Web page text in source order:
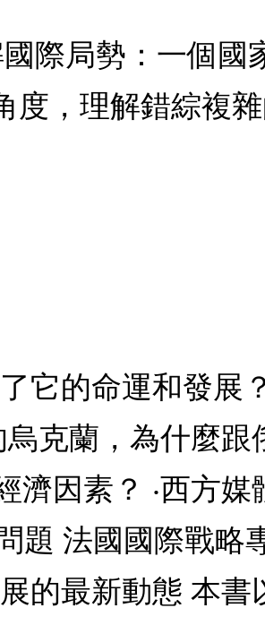
際局勢：一個國
，理解錯綜複
它的命運和發展
克蘭，為什麼跟
因素？ ‧西方
題 法國國際戰
的最新動態 本書